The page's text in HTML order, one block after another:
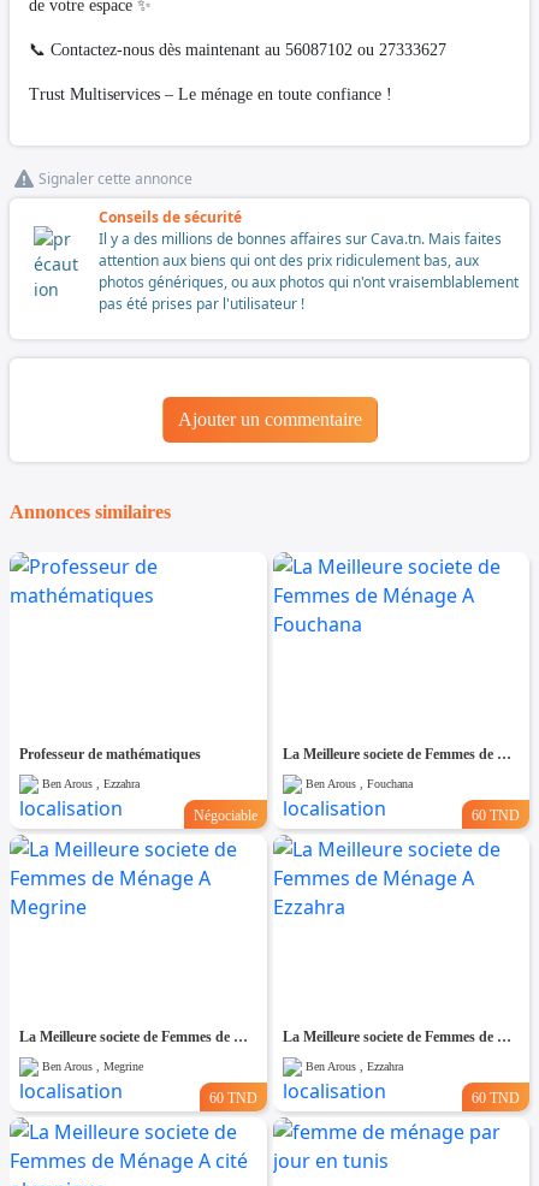
de votre espace ✨
📞 Contactez-nous dès maintenant au 56087102 ou 27333627
Trust Multiservices – Le ménage en toute confiance !
Signaler cette annonce
Conseils de sécurité
Il y a des millions de bonnes affaires sur Cava.tn. Mais faites
attention aux biens qui ont des prix ridiculement bas, aux
photos génériques, ou aux photos qui n'ont vraisemblablement
pas été prises par l'utilisateur !
Ajouter un commentaire
Annonces similaires
Professeur de mathématiques
Ben Arous , Ezzahra
Négociable
La Meilleure societe de Femmes de Ménage A Fouchana
Ben Arous , Fouchana
60 TND
La Meilleure societe de Femmes de Ménage A Megrine
Ben Arous , Megrine
60 TND
La Meilleure societe de Femmes de Ménage A Ezzahra
Ben Arous , Ezzahra
60 TND